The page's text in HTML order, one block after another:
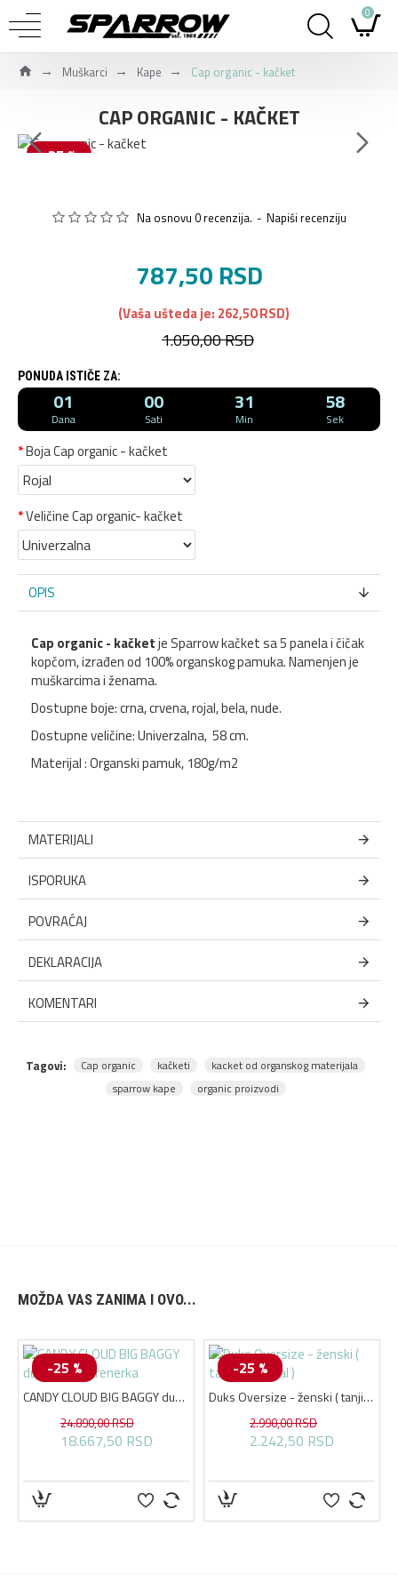
0
Muškarci Kape Cap organic - kačket
CAP ORGANIC - KAČKET
-25 %
Na osnovu 0 recenzija. - Napiši recenziju
PONUDA ISTIČE ZA:
01
Dana
00
Sati
31
Min
57
Sek
787,50 RSD
(Vaša ušteda je: 262,50 RSD)
1.050,00 RSD
Boja Cap organic - kačket
Veličine Cap organic- kačket
OPIS
Cap organic - kačketje Sparrow kačket sa 5 panela i čičak
kopčom, izrađen od 100% organskog pamuka. Namenjen je
muškarcima i ženama.
Dostupne boje: crna, crvena, rojal, bela, nude.
Dostupne veličine: Univerzalna, 58 cm.
Materijal : Organski pamuk, 180g/m2
MATERIJALI
ISPORUKA
POVRAĆAJ
DEKLARACIJA
KOMENTARI
Tagovi: Cap organic kačketi
kacket od organskog materijala
sparrow kape
organic proizvodi
MOŽDA VAS ZANIMA I OVO...
-25 %
CANDY CLOUD BIG BAGGY duks kapa i trenerka
18.667,50 RSD
24.890,00 RSD
-25 %
Duks Oversize - ženski ( tanji materijal )
2.242,50 RSD
2.990,00 RSD